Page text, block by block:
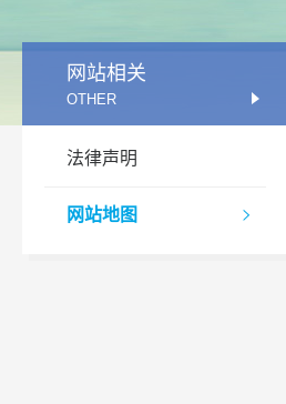
网站相关
OTHER
法律声明

网站地图